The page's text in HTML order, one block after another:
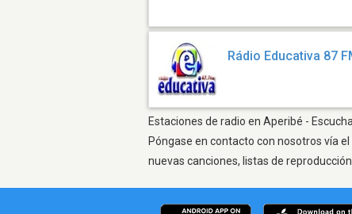
Rádio Educativa 87
Estaciones de radio en Aperibé -
Póngase en contacto con nosotros vía
nuevas canciones, listas de